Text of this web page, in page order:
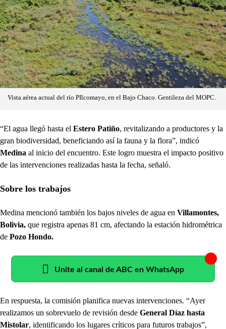
Vista aérea actual del río PIlcomayo, en el Bajo Chaco. Gentileza del MOPC.
“El agua llegó hasta el Estero Patiño, revitalizando a productores y la
gran biodiversidad, beneficiando así la fauna y la flora”, indicó
Medina al inicio del encuentro. Este logro muestra el impacto positivo
de las intervenciones realizadas hasta la fecha, señaló.
Sobre los trabajos
Medina mencionó también los bajos niveles de agua en Villamontes,
Bolivia, que registra apenas 81 cm, afectando la estación hidrométrica
de Pozo Hondo.
Unite al canal de ABC en WhatsApp
En respuesta, la comisión planifica nuevas intervenciones. “Ayer
realizamos un sobrevuelo de revisión desde General Díaz hasta
Mistolar, identificando los lugares críticos para futuros trabajos”,